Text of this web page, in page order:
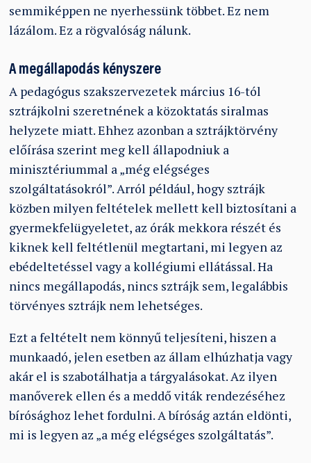
semmiképpen ne nyerhessünk többet. Ez nem
lázálom. Ez a rögvalóság nálunk.
A megállapodás kényszere
A pedagógus szakszervezetek március 16-tól
sztrájkolni szeretnének a közoktatás siralmas
helyzete miatt. Ehhez azonban a sztrájktörvény
előírása szerint meg kell állapodniuk a
minisztériummal a „még elégséges
szolgáltatásokról”. Arról például, hogy sztrájk
közben milyen feltételek mellett kell biztosítani a
gyermekfelügyeletet, az órák mekkora részét és
kiknek kell feltétlenül megtartani, mi legyen az
ebédeltetéssel vagy a kollégiumi ellátással. Ha
nincs megállapodás, nincs sztrájk sem, legalábbis
törvényes sztrájk nem lehetséges.
Ezt a feltételt nem könnyű teljesíteni, hiszen a
munkaadó, jelen esetben az állam elhúzhatja vagy
akár el is szabotálhatja a tárgyalásokat. Az ilyen
manőverek ellen és a meddő viták rendezéséhez
bírósághoz lehet fordulni. A bíróság aztán eldönti,
mi is legyen az „a még elégséges szolgáltatás”.